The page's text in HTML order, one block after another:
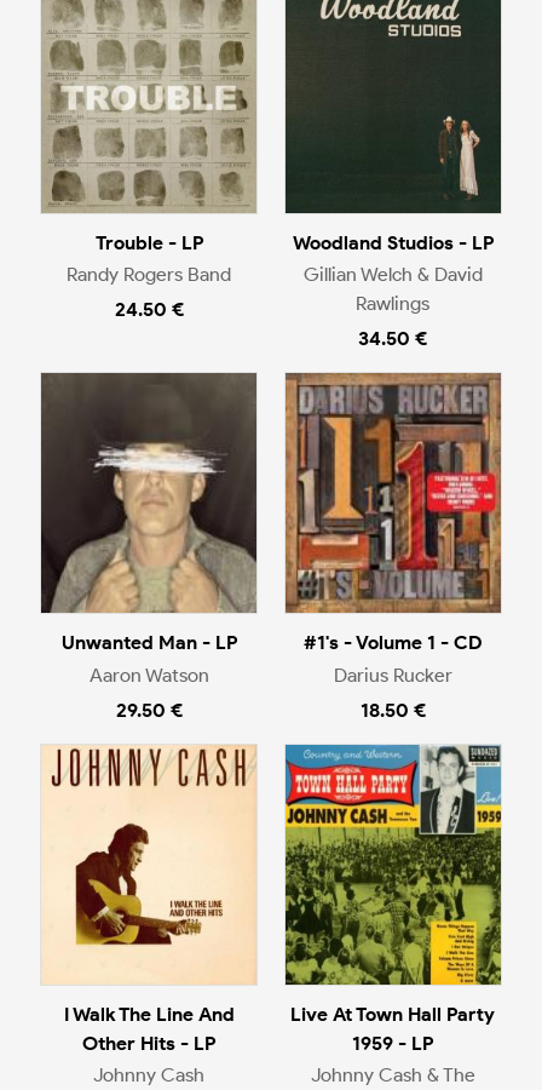
Trouble - LP
Randy Rogers Band
24.50 €
Woodland Studios - LP
Gillian Welch & David
Rawlings
34.50 €
Unwanted Man - LP
Aaron Watson
29.50 €
#1's - Volume 1 - CD
Darius Rucker
18.50 €
I Walk The Line And
Other Hits - LP
Johnny Cash
Live At Town Hall Party
1959 - LP
Johnny Cash & The